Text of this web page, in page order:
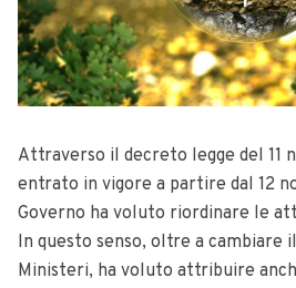
Attraverso il decreto legge del 11
entrato in vigore a partire dal 12
Governo ha voluto riordinare le
In questo senso, oltre a cambiare
Ministeri, ha voluto attribuire